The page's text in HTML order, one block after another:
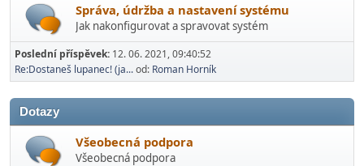
Správa, údržba a nastavení systému
Jak nakonfigurovat a spravovat systém
Poslední příspěvek: 12. 06. 2021, 09:40:52
Re:Dostaneš lupanec! (ja...od: Roman Horník
Dotazy
Všeobecná podpora
Všeobecná podpora